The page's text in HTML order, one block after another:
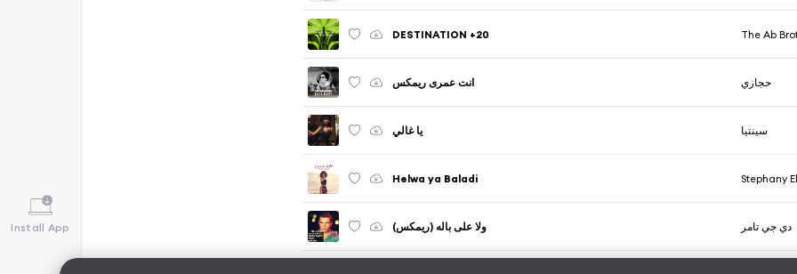
Install App
DESTINATION +20 The Ab
انت عمرى ريمكس حجازي
يا غالي سينتيا
Helwa ya Baladi Stephany
ولا على باله (ريمكس) دي جي تامر